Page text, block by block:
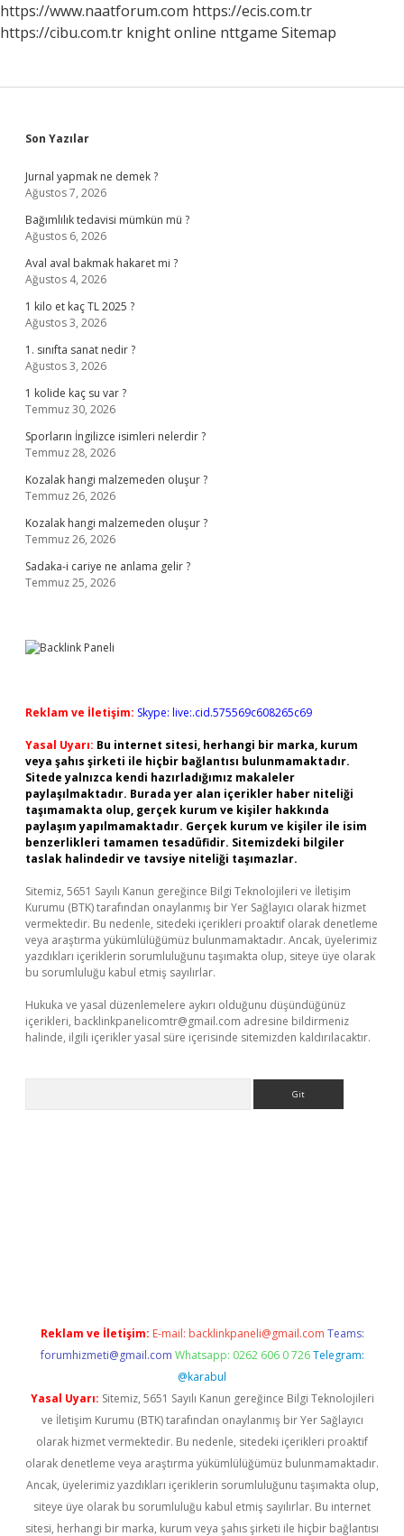
https://www.naatforum.com https://ecis.com.tr
https://cibu.com.tr knight online nttgame Sitemap
Sidebar
Son Yazılar
Jurnal yapmak ne demek ?
Ağustos 7, 2026
Bağımlılık tedavisi mümkün mü ?
Ağustos 6, 2026
Aval aval bakmak hakaret mi ?
Ağustos 4, 2026
1 kilo et kaç TL 2025 ?
Ağustos 3, 2026
1. sınıfta sanat nedir ?
Ağustos 3, 2026
1 kolide kaç su var ?
Temmuz 30, 2026
Sporların İngilizce isimleri nelerdir ?
Temmuz 28, 2026
Kozalak hangi malzemeden oluşur ?
Temmuz 26, 2026
Kozalak hangi malzemeden oluşur ?
Temmuz 26, 2026
Sadaka-i cariye ne anlama gelir ?
Temmuz 25, 2026
Reklam ve İletişim: Skype: live:.cid.575569c608265c69
Yasal Uyarı: Bu internet sitesi, herhangi bir marka, kurum
veya şahıs şirketi ile hiçbir bağlantısı bulunmamaktadır.
Sitede yalnızca kendi hazırladığımız makaleler
paylaşılmaktadır. Burada yer alan içerikler haber niteliği
taşımamakta olup, gerçek kurum ve kişiler hakkında
paylaşım yapılmamaktadır. Gerçek kurum ve kişiler ile isim
benzerlikleri tamamen tesadüfidir. Sitemizdeki bilgiler
taslak halindedir ve tavsiye niteliği taşımazlar.
Sitemiz, 5651 Sayılı Kanun gereğince Bilgi Teknolojileri ve İletişim
Kurumu (BTK) tarafından onaylanmış bir Yer Sağlayıcı olarak hizmet
vermektedir. Bu nedenle, sitedeki içerikleri proaktif olarak denetleme
veya araştırma yükümlülüğümüz bulunmamaktadır. Ancak, üyelerimiz
yazdıkları içeriklerin sorumluluğunu taşımakta olup, siteye üye olarak
bu sorumluluğu kabul etmiş sayılırlar.
Hukuka ve yasal düzenlemelere aykırı olduğunu düşündüğünüz
içerikleri, backlinkpanelicomtr@gmail.com adresine bildirmeniz
halinde, ilgili içerikler yasal süre içerisinde sitemizden kaldırılacaktır.
Reklam ve İletişim: E-mail: backlinkpaneli@gmail.com Teams:
forumhizmeti@gmail.com Whatsapp: 0262 606 0 726 Telegram:
@karabul
Yasal Uyarı: Sitemiz, 5651 Sayılı Kanun gereğince Bilgi Teknolojileri
ve İletişim Kurumu (BTK) tarafından onaylanmış bir Yer Sağlayıcı
olarak hizmet vermektedir. Bu nedenle, sitedeki içerikleri proaktif
olarak denetleme veya araştırma yükümlülüğümüz bulunmamaktadır.
Ancak, üyelerimiz yazdıkları içeriklerin sorumluluğunu taşımakta olup,
siteye üye olarak bu sorumluluğu kabul etmiş sayılırlar. Bu internet
sitesi, herhangi bir marka, kurum veya şahıs şirketi ile hiçbir bağlantısı